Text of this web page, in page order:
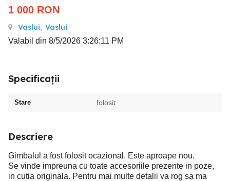
1 000 RON
Vaslui, Vaslui
Valabil din 8/5/2026 3:26:11 PM
Specificații
Stare folosit
Descriere
Gimbalul a fost folosit ocazional. Este aproape nou.
Se vinde impreuna cu toate accesoriile prezente in poze,
in cutia originala. Pentru mai multe detalii va rog sa ma